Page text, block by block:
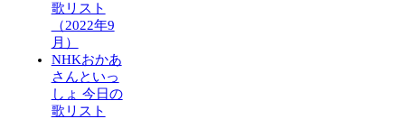
歌リスト
（2022年9
月）
NHKおかあ
さんといっ
しょ 今日の
歌リスト